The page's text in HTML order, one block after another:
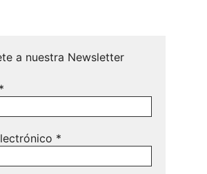
a nuestra Newsletter
*
*